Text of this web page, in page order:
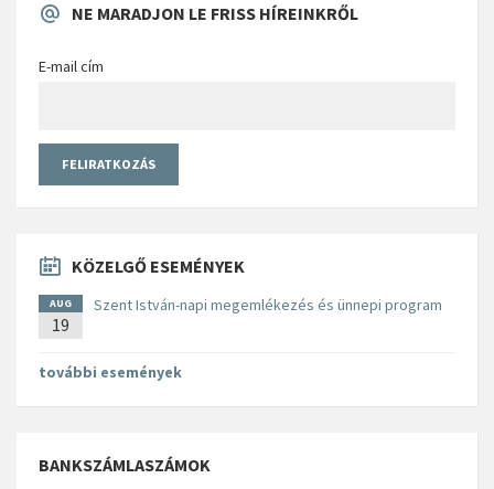
NE MARADJON LE FRISS HÍREINKRŐL
E-mail cím
KÖZELGŐ ESEMÉNYEK
AUG
19
Szent István-napi megemlékezés és ünnepi program
további események
BANKSZÁMLASZÁMOK